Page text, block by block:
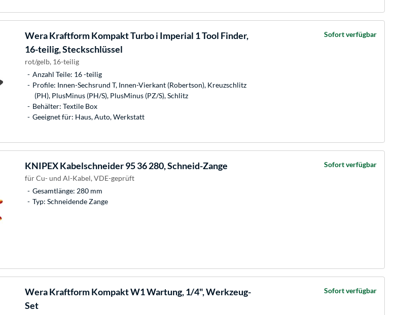
WeraKraftform Kompakt Turbo i Imperial 1 Tool Finder,
16-teilig, Steckschlüssel
rot/gelb, 16-teilig
Anzahl Teile: 16 -teilig
Profile: Innen-Sechsrund T, Innen-Vierkant (Robertson), Kreuzschlitz
(PH), PlusMinus (PH/S), PlusMinus (PZ/S), Schlitz
Behälter: Textile Box
Geeignet für: Haus, Auto, Werkstatt
Sofort verfügbar
KNIPEXKabelschneider 95 36 280, Schneid-Zange
für Cu- und Al-Kabel, VDE-geprüft
Gesamtlänge: 280 mm
Typ: Schneidende Zange
Sofort verfügbar
WeraKraftform Kompakt W1 Wartung, 1/4", Werkzeug-
Set
Sofort verfügbar